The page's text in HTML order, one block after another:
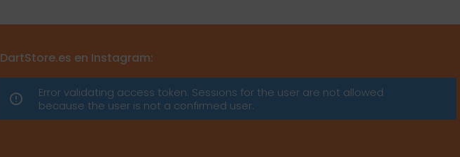
DartStore.es en Instagram:
Error validating access token: Sessions for the user are not allowed
because the user is not a confirmed user.